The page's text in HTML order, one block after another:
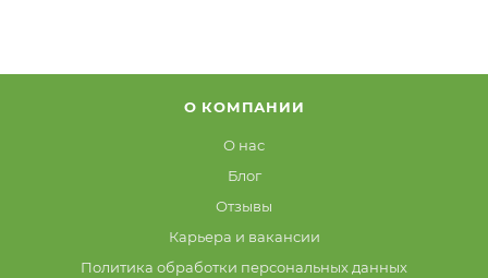
О КОМПАНИИ
О нас
Блог
Отзывы
Карьера и вакансии
Политика обработки персональных данных